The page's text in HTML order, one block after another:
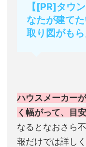
【[PR]タウ
なたが建て
取り図がも
ハウスメーカー
く幅がって、目
なるとなおさら
報だけでは詳し